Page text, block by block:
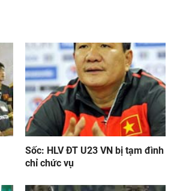
Sốc: HLV ĐT U23 VN bị tạm đình
chỉ chức vụ